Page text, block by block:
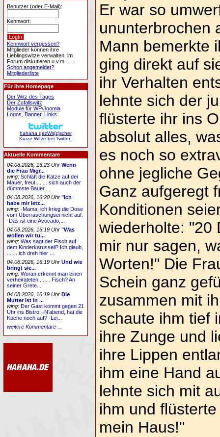
Er war so
ununterbrochen
Mann bemerkte
ging direkt auf
ihr Verhalten
lehnte sich der
flüsterte ihr ins
absolut alles,
es noch so
ohne jegliche
Ganz aufgeregt
Konditionen
wiederholte: "20
mir nur sagen,
Worten!" Die
Schein ganz
zusammen mit
schaute ihm tief
ihre Zunge und
ihre Lippen
ihm eine Hand
lehnte sich mit
ihm und
mein Haus!"
Benutzer (oder E-Mail):
Kennwort:
Kennwort vergessen?
Mitglieder können ihre
Lieblingswitze verwalten, im
Forum diskutieren u.v.m. ...
Schon angemeldet?
Mitgliederliste
Für Ihre Homepage
Der Witz des Tages
Der Zufallswitz
Module für WP/Joomla
Logos, Banner, Links
hahaha gezWit(z)scher
Kurze Witze bei Twitter!
Aktuelle Kommentare
04.08.2026, 16:23 Uhr Wenn
die Frau Migr...
wing:Schläft die Katze auf der
Mauer, freut ... ... sich auch der
dümmste Bauer....
04.08.2026, 16:20 Uhr "Ich
habe mir letz...
wing:-Mama, ich krieg die Dose
vom Überraschungsei nicht auf.
-Das ist eine Avocado,...
04.08.2026, 16:19 Uhr "Was
wollen wir tu...
wing:Was sagt der Fisch auf
dem Kinderkarussell? Ich glaub,
... ... ich dreh hier ...
04.08.2026, 16:19 Uhr Und wie
bringt sie...
wing:Woran erkennt man einen
verheirateten ... ... Fisch? An
seiner Grete....
04.08.2026, 16:19 Uhr Die
Mutter ist in ...
wing:Der Gast kommt gegen 21
Uhr ins Bistro. -N’abend, hat die
Küche noch auf? -Lei...
weitere Kommentare ...